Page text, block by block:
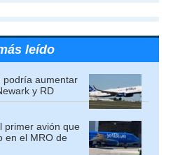
leído
podría aumentar
y RD
primer avión que
en el MRO de